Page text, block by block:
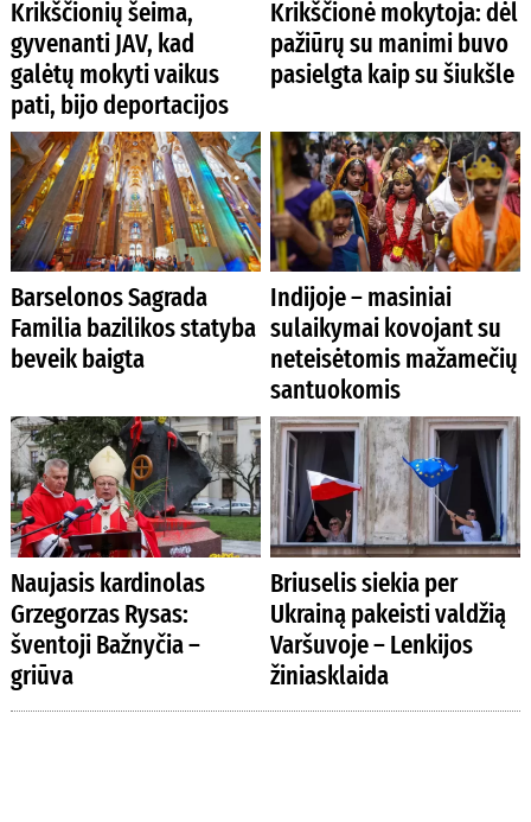
Krikščionių šeima,
gyvenanti JAV, kad
galėtų mokyti vaikus
pati, bijo deportacijos
Krikščionė mokytoja: dėl
pažiūrų su manimi buvo
pasielgta kaip su šiukšle
Barselonos Sagrada
Familia bazilikos statyba
beveik baigta
Indijoje – masiniai
sulaikymai kovojant su
neteisėtomis mažamečių
santuokomis
Naujasis kardinolas
Grzegorzas Rysas:
šventoji Bažnyčia –
griūva
Briuselis siekia per
Ukrainą pakeisti valdžią
Varšuvoje – Lenkijos
žiniasklaida